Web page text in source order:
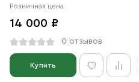
Розничная цена
14 000 ₽
0 отзывов
Купить